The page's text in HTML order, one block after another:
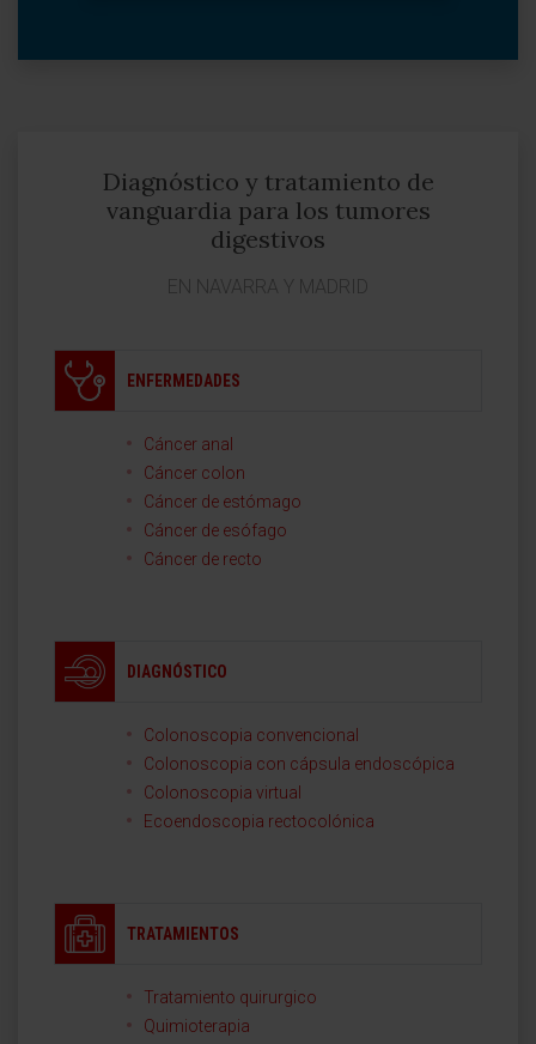
Diagnóstico y tratamiento de
vanguardia para los tumores
digestivos
EN NAVARRA Y MADRID
ENFERMEDADES
Cáncer anal
Cáncer colon
Cáncer de estómago
Cáncer de esófago
Cáncer de recto
DIAGNÓSTICO
Colonoscopia convencional
Colonoscopia con cápsula endoscópica
Colonoscopia virtual
Ecoendoscopia rectocolónica
TRATAMIENTOS
Tratamiento quirurgico
Quimioterapia